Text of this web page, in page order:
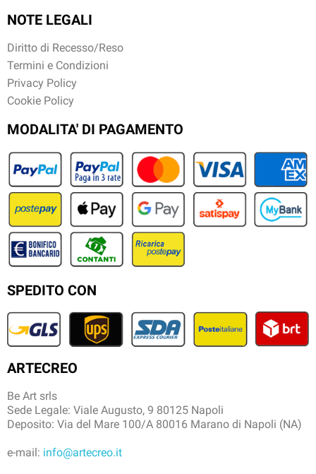
NOTE LEGALI
Diritto di Recesso/Reso
Termini e Condizioni
Privacy Policy
Cookie Policy
MODALITA' DI PAGAMENTO
SPEDITO CON
ARTECREO
Be Art srls
Sede Legale: Viale Augusto, 9 80125 Napoli
Deposito: Via del Mare 100/A 80016 Marano di Napoli (NA)
e-mail: info@artecreo.it